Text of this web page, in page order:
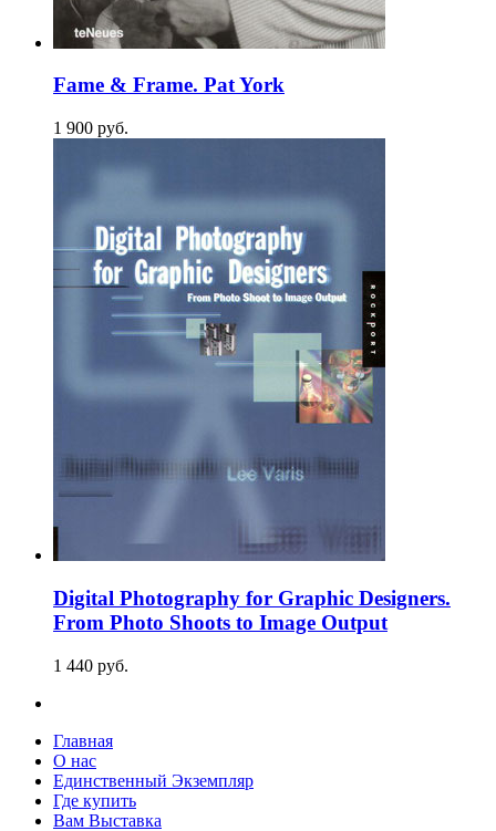
Fame & Frame. Pat York
1 900 pуб.
Digital Photography for Graphic Designers.
From Photo Shoots to Image Output
1 440 pуб.
Главная
О нас
Единственный Экземпляр
Где купить
Вам Выставка